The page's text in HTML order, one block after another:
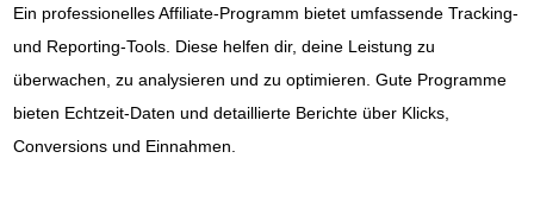
Ein professionelles Affiliate-Programm bietet umfassende Tracking-
und Reporting-Tools. Diese helfen dir, deine Leistung zu
überwachen, zu analysieren und zu optimieren. Gute Programme
bieten Echtzeit-Daten und detaillierte Berichte über Klicks,
Conversions und Einnahmen.